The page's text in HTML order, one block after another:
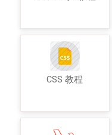
CSS 教程